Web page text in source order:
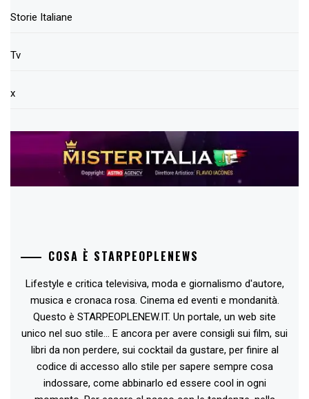
Storie Italiane
Tv
x
COSA È STARPEOPLENEWS
Lifestyle e critica televisiva, moda e giornalismo d'autore,
musica e cronaca rosa. Cinema ed eventi e mondanità.
Questo è STARPEOPLENEW.IT. Un portale, un web site
unico nel suo stile... E ancora per avere consigli sui film, sui
libri da non perdere, sui cocktail da gustare, per finire al
codice di accesso allo stile per sapere sempre cosa
indossare, come abbinarlo ed essere cool in ogni